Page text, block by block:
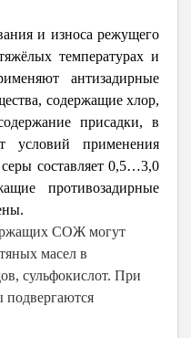
и износа режущего
температурах и
антизадирные
содержащие хлор,
присадки, в
условий применения
составляет 0,5…3,0
противозадирные
СОЖ могут
масел в
сульфокислот. При
подвергаются